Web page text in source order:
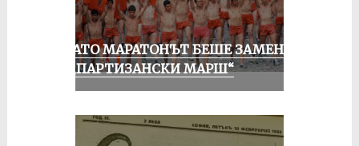
КОГАТО МАРАТОНЪТ БЕШЕ ЗАМЕНЕН
ОТ „ПАРТИЗАНСКИ МАРШ“